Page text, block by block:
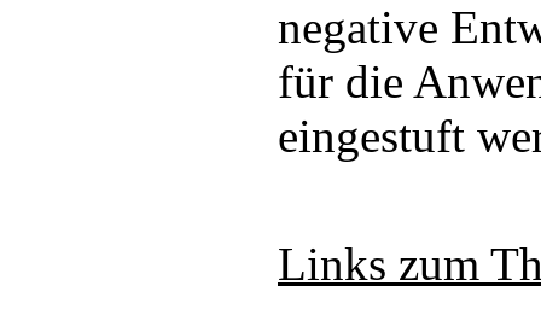
negative
für die
eingestuft
Links zum